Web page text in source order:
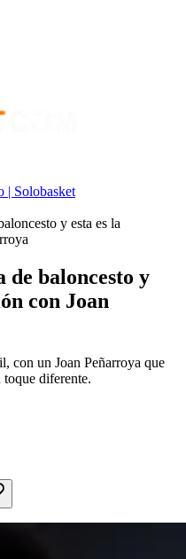
| Solobasket
y esta es la
baloncesto y
con Joan
con un Joan Peñarroya que
diferente.